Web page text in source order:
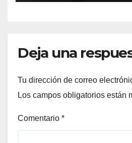
Deja una
Tu dirección de correo
Los campos obligatorios están
Comentario *